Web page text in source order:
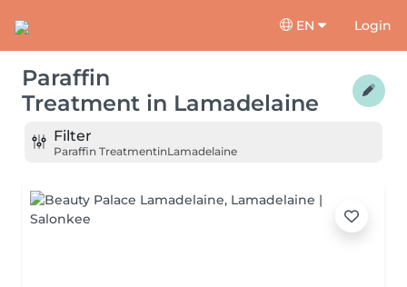
EN Login
Paraffin
Treatment in Lamadelaine
Filter
Paraffin TreatmentinLamadelaine